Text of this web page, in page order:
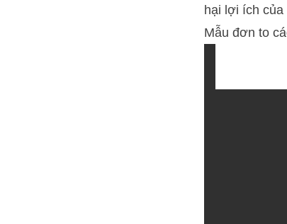
hại lợi ích
Mẫu đơn to